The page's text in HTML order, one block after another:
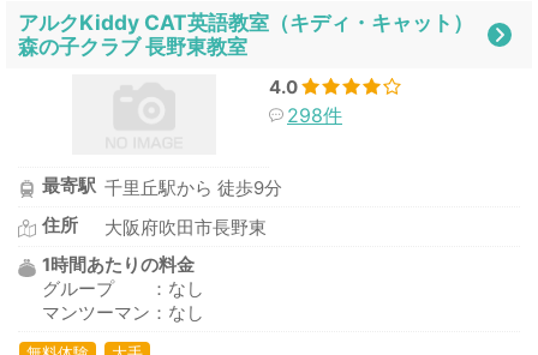
アルクKiddy CAT英語教室（キディ・キャット）
森の子クラブ 長野東教室
4.0
298件
最寄駅 千里丘駅から 徒歩9分
住所
大阪府吹田市長野東
1時間あたりの料金
グループ ：なし
マンツーマン：なし